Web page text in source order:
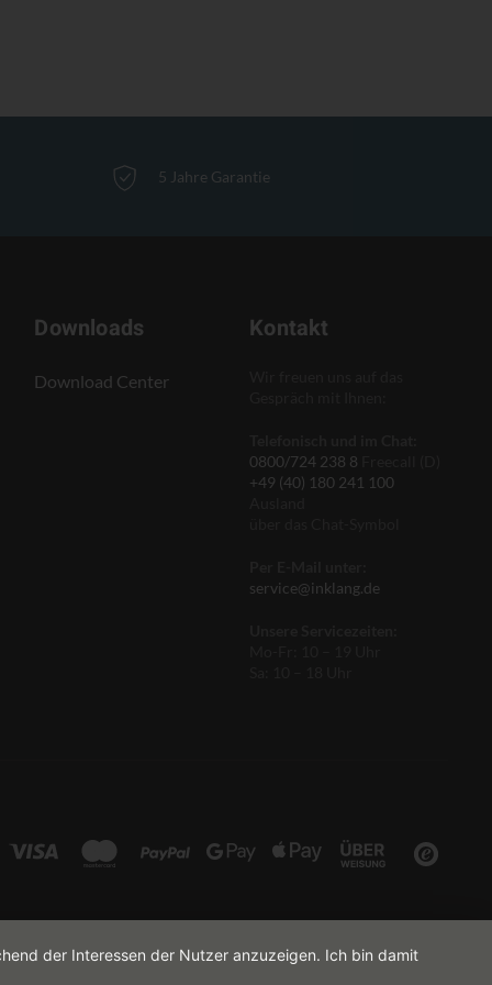
5 Jahre Garantie
Downloads
Download Center
Kontakt
0800/724 238 8
+49 (40) 180 241 100
service@inklang.de
der Interessen der Nutzer anzuzeigen. Ich bin damit